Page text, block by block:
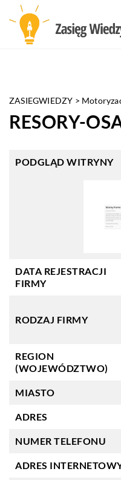
ZASIEGWIEDZY >
RESORY-
PODGLĄD WITRYNY
DATA REJESTRACJI
FIRMY
RODZAJ FIRMY
REGION
(WOJEWÓDZTWO)
MIASTO
ADRES
NUMER TELEFONU
ADRES